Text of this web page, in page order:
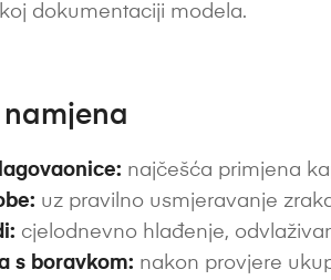
dokumentaciji modela.
najčešća primjena
uz pravilno usmjeravanje
cjelodnevno hlađenje,
s boravkom: nakon provjere